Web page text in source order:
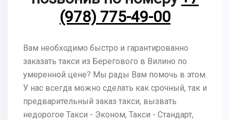
(978) 775-49-00
Вам необходимо быстро и гарантированно
заказать такси из Берегового в Вилино по
умеренной цене? Мы рады Вам помочь в этом.
У нас всегда можно сделать как срочный, так и
предварительный заказ такси, вызвать
недорогое Такси - Эконом, Такси - Стандарт,